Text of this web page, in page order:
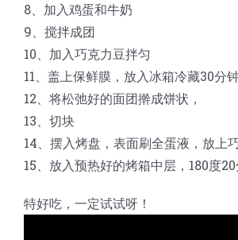
8、加入鸡蛋和牛奶
9、搅拌成团
10、加入巧克力豆拌匀
11、盖上保鲜膜，放入冰箱冷藏30分钟
12、将松弛好的面团擀成饼状，
13、切块
14、摆入烤盘，表面刷全蛋液，放上
15、放入预热好的烤箱中层，180度
特好吃，一定试试呀！